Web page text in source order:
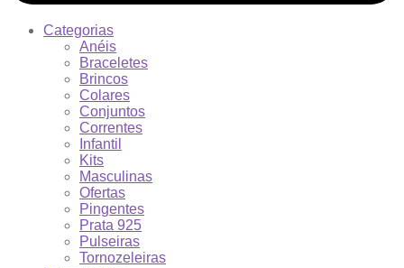
Categorias
Anéis
Braceletes
Brincos
Colares
Conjuntos
Correntes
Infantil
Kits
Masculinas
Ofertas
Pingentes
Prata 925
Pulseiras
Tornozeleiras